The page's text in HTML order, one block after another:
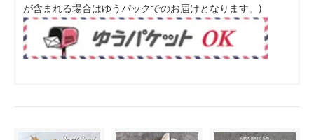
が含まれる場合はゆうパックでのお届けとなります。)